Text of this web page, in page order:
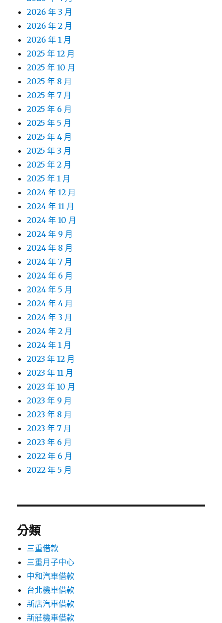
2026 年 3 月
2026 年 2 月
2026 年 1 月
2025 年 12 月
2025 年 10 月
2025 年 8 月
2025 年 7 月
2025 年 6 月
2025 年 5 月
2025 年 4 月
2025 年 3 月
2025 年 2 月
2025 年 1 月
2024 年 12 月
2024 年 11 月
2024 年 10 月
2024 年 9 月
2024 年 8 月
2024 年 7 月
2024 年 6 月
2024 年 5 月
2024 年 4 月
2024 年 3 月
2024 年 2 月
2024 年 1 月
2023 年 12 月
2023 年 11 月
2023 年 10 月
2023 年 9 月
2023 年 8 月
2023 年 7 月
2023 年 6 月
2022 年 6 月
2022 年 5 月
分類
三重借款
三重月子中心
中和汽車借款
台北機車借款
新店汽車借款
新莊機車借款